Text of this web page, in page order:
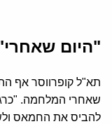
"היום
תא"ל קופרווסר אף
שאחרי המלחמה.
להביס את החמאס